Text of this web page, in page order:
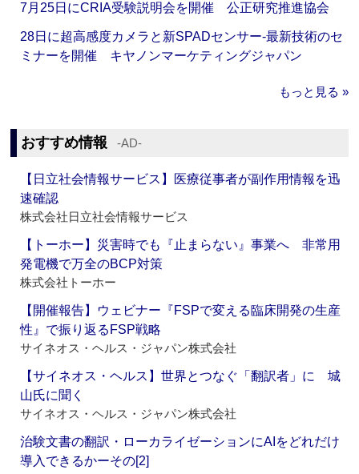
7月25日にCRIA受験説明会を開催 公正研究推進協会
28日に超高感度カメラと新SPADセンサー‐最新技術のセ
ミナーを開催 キヤノンマーケティングジャパン
もっと見る »
おすすめ情報 ‐AD‐
【日立社会情報サービス】医療従事者が副作用情報を迅
速確認
株式会社日立社会情報サービス
【トーホー】災害時でも『止まらない』事業へ 非常用
発電機で万全のBCP対策
株式会社トーホー
【開催報告】ウェビナー『FSPで変える臨床開発の生産
性』で振り返るFSP戦略
サイネオス・ヘルス・ジャパン株式会社
【サイネオス・ヘルス】世界とつなぐ「翻訳者」に 城
山氏に聞く
サイネオス・ヘルス・ジャパン株式会社
治験文書の翻訳・ローカライゼーションにAIをどれだけ
導入できるかーその[2]